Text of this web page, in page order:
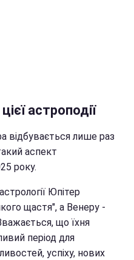
астроподії
відбувається лише раз
аспект
року.
Юпітер
щастя", а Венеру -
що їхня
період для
успіху, нових